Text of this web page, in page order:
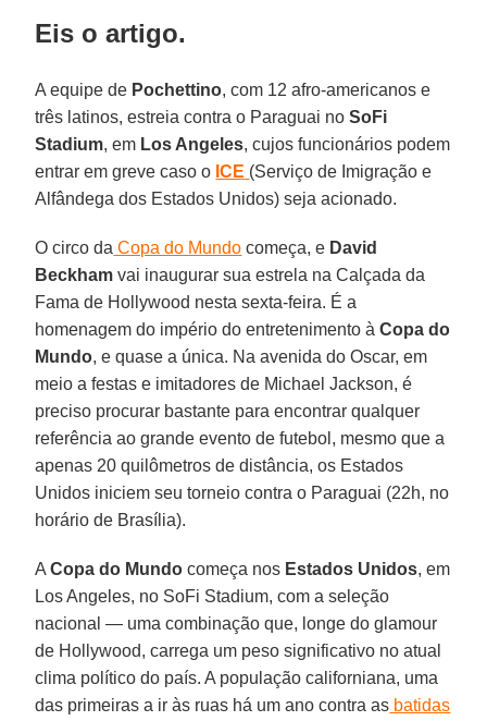
Eis o artigo.
A equipe de Pochettino, com 12 afro-americanos e
três latinos, estreia contra o Paraguai noSoFi
Stadium, em Los Angeles, cujos funcionários podem
entrar em greve caso o ICE (Serviço de Imigração e
Alfândega dos Estados Unidos) seja acionado.
O circo da Copa do Mundo começa, e David
Beckham vai inaugurar sua estrela na Calçada da
Fama de Hollywood nesta sexta-feira. É a
homenagem do império do entretenimento à Copa do
Mundo, e quase a única. Na avenida do Oscar, em
meio a festas e imitadores de Michael Jackson, é
preciso procurar bastante para encontrar qualquer
referência ao grande evento de futebol, mesmo que a
apenas 20 quilômetros de distância, os Estados
Unidos iniciem seu torneio contra o Paraguai (22h, no
horário de Brasília).
ACopa do Mundo começa nos Estados Unidos, em
Los Angeles, no SoFi Stadium, com a seleção
nacional — uma combinação que, longe do glamour
de Hollywood, carrega um peso significativo no atual
clima político do país. A população californiana, uma
das primeiras a ir às ruas há um ano contra as batidas